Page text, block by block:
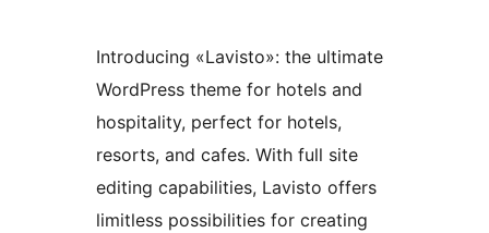
Introducing «Lavisto»: the ultimate
WordPress theme for hotels and
hospitality, perfect for hotels,
resorts, and cafes. With full site
editing capabilities, Lavisto offers
limitless possibilities for creating